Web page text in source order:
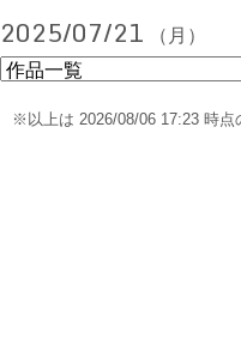
2025/07/21 （月）
※以上は 2026/08/06 17:23 時点